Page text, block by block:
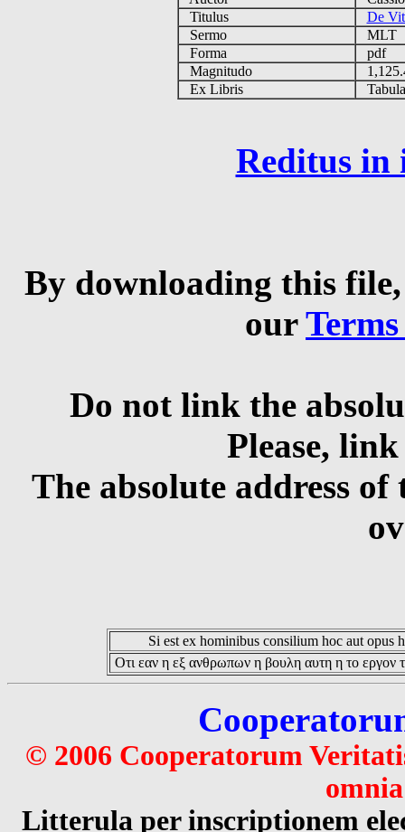
Titulus
De
Sermo
MLT
Forma
pdf
Magnitudo
Ex Libris
Reditus in
By downloading this
our
Do not link the
Please,
The absolute address
Si est ex hominibus consilium hoc aut opus
Οτι εαν η εξ ανθρωπων η βουλη αυτη η το εργον
© 2006 Cooperatorum
Litterula per inscriptionem